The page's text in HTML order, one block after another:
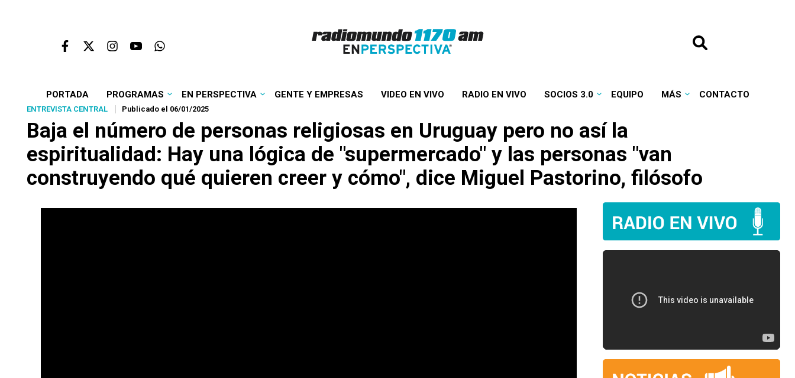
PORTADA PROGRAMAS EN PERSPECTIVA GENTE Y EMPRESAS VIDEO EN VIVO RADIO EN VIVO SOCIOS 3.0 EQUIPO MÁS CONTACTO
ENTREVISTA CENTRAL Publicado el 06/01/2025
Baja el número de personas religiosas en Uruguay pero no así la
espiritualidad: Hay una lógica de "supermercado" y las personas "van
construyendo qué quieren creer y cómo", dice Miguel Pastorino, filósofo